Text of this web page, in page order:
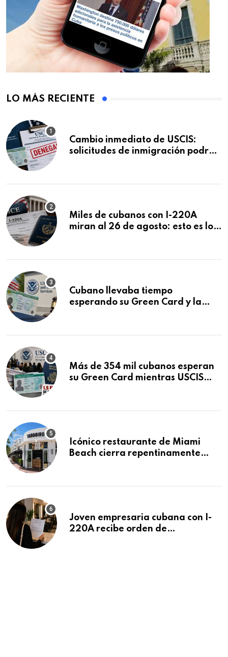
LO MÁS RECIENTE
Cambio inmediato de USCIS:
solicitudes de inmigración podrán
Miles de cubanos con I-220A
miran al 26 de agosto: esto es lo
Cubano llevaba tiempo
esperando su Green Card y la
Más de 354 mil cubanos esperan
su Green Card mientras USCIS
Icónico restaurante de Miami
Beach cierra repentinamente
Joven empresaria cubana con I-
220A recibe orden de